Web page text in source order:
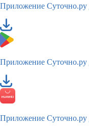
Приложение Суточно.ру
Приложение Суточно.ру
Приложение Суточно.ру